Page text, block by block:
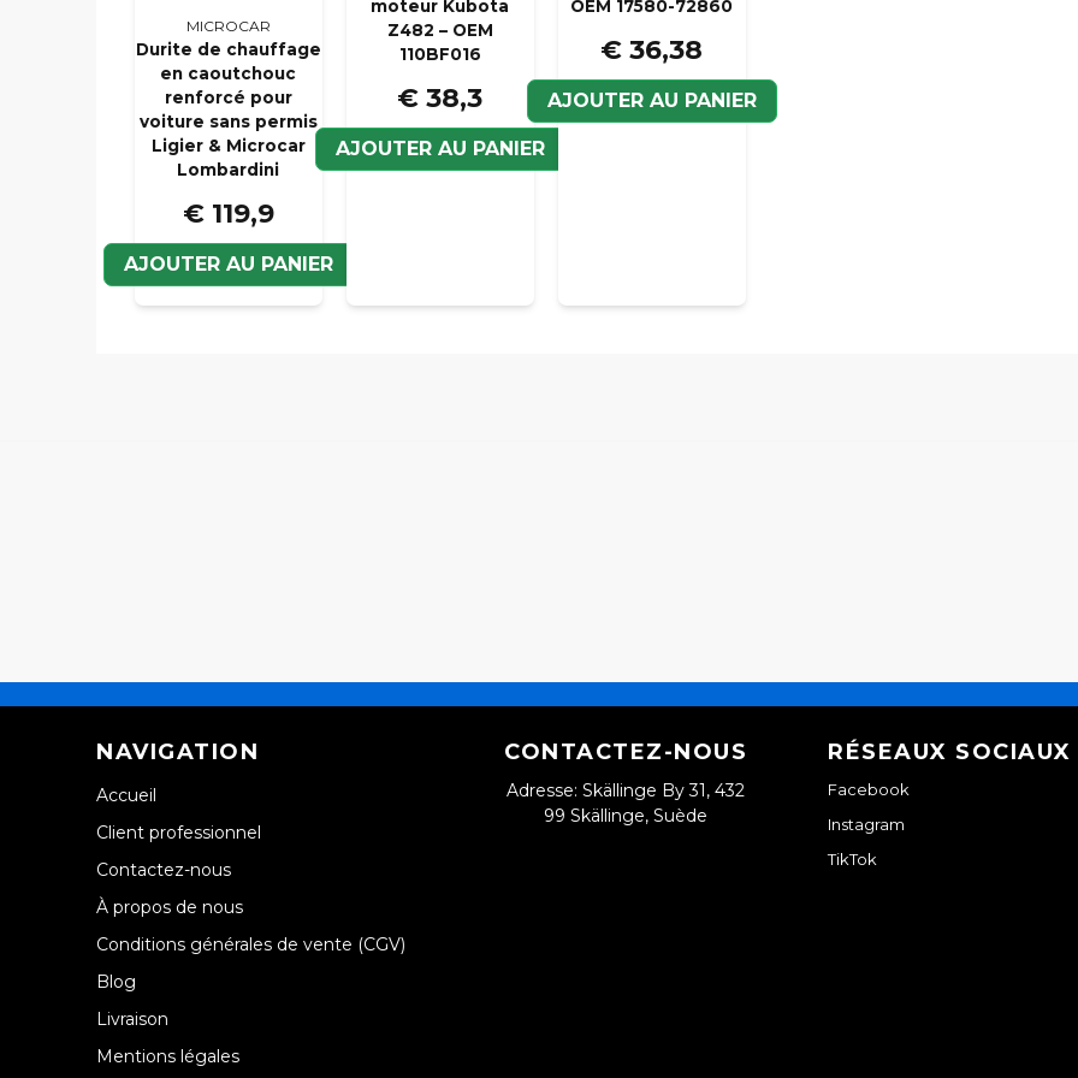
MICROCAR
Durite de chauffage
en caoutchouc
renforcé pour
voiture sans permis
Ligier & Microcar
Lombardini
€ 119,9
AJOUTER AU PANIER
moteur Kubota
Z482 – OEM
110BF016
€ 38,3
AJOUTER AU PANIER
OEM 17580-72860
€ 36,38
AJOUTER AU PANIER
NAVIGATION
Accueil
Client professionnel
Contactez-nous
À propos de nous
Conditions générales de vente (CGV)
Blog
Livraison
Mentions légales
CONTACTEZ-NOUS
Adresse: Skällinge By 31, 432
99 Skällinge, Suède
RÉSEAUX SOCIAUX
Facebook
Instagram
TikTok